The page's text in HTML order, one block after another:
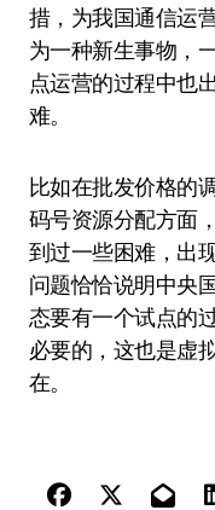
措，为我国通信运
为一种新生事物，
点运营的过程中也
难。
比如在批发价格的
码号资源分配方面
到过一些困难，出
问题恰恰说明中央
态要有一个试点的
必要的，这也是虚
在。